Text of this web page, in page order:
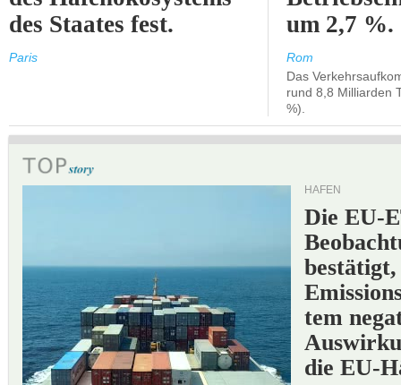
des Staates fest.
Paris
um 2,7 %.
Rom
Das
rund 8,8 Milliarden
%).
HÄFEN
Die EU-
bestätigt,
tem
die EU-